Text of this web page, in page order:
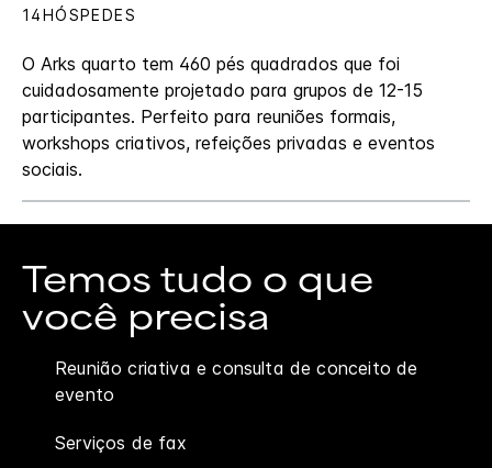
O Arks quarto tem 460 pés quadrados que foi
cuidadosamente projetado para grupos de 12-15
participantes. Perfeito para reuniões formais,
workshops criativos, refeições privadas e eventos
sociais.
14HÓSPEDES
Temos tudo o que
você precisa
Reunião criativa e consulta de conceito de
evento
Serviços de fax